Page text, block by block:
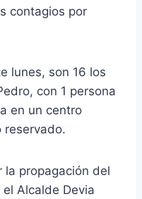
contagios por
lunes, son 16 los
con 1 persona
en un centro
reservado.
la propagación del
Alcalde Devia